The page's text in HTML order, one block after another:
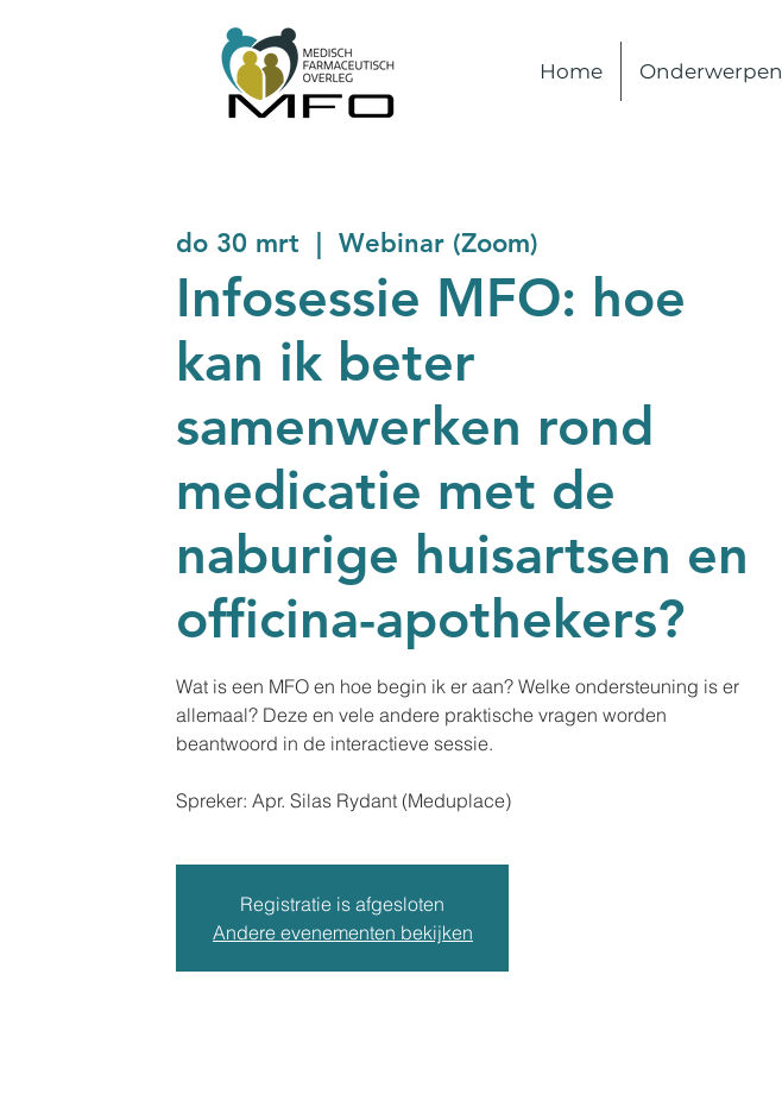
Home Onderwerpen
do 30 mrt
  |
Webinar (Zoom)
Infosessie MFO: hoe
kan ik beter
samenwerken rond
medicatie met de
naburige huisartsen en
officina-apothekers?
Wat is een MFO en hoe begin ik er aan? Welke ondersteuning is er
allemaal? Deze en vele andere praktische vragen worden
beantwoord in de interactieve sessie.
Spreker: Apr. Silas Rydant (Meduplace)
Registratie is afgesloten
Andere evenementen bekijken